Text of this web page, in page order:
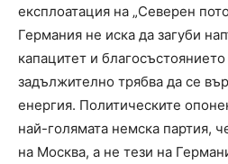
експлоатация на „Северен
Германия не иска да загуби
капацитет и
задължително трябва да се
енергия. Политическите
най-голямата немска партия,
на Москва, а не тези на